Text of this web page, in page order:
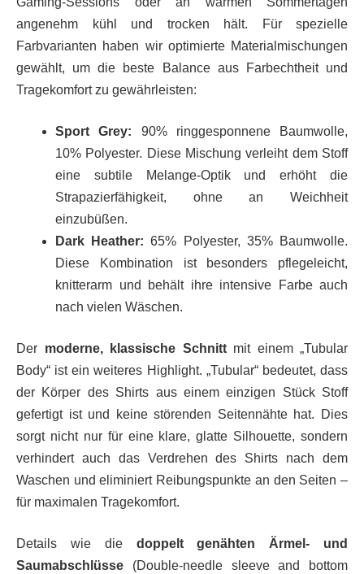
angenehm kühl und trocken hält. Für spezielle
Farbvarianten haben wir optimierte Materialmischungen
gewählt, um die beste Balance aus Farbechtheit und
Tragekomfort zu gewährleisten:
Sport Grey: 90% ringgesponnene Baumwolle,
10% Polyester. Diese Mischung verleiht dem Stoff
eine subtile Melange-Optik und erhöht die
Strapazierfähigkeit, ohne an Weichheit
einzubüßen.
Dark Heather: 65% Polyester, 35% Baumwolle.
Diese Kombination ist besonders pflegeleicht,
knitterarm und behält ihre intensive Farbe auch
nach vielen Wäschen.
Der moderne, klassische Schnittmit einem „Tubular
Body“ ist ein weiteres Highlight. „Tubular“ bedeutet, dass
der Körper des Shirts aus einem einzigen Stück Stoff
gefertigt ist und keine störenden Seitennähte hat. Dies
sorgt nicht nur für eine klare, glatte Silhouette, sondern
verhindert auch das Verdrehen des Shirts nach dem
Waschen und eliminiert Reibungspunkte an den Seiten –
für maximalen Tragekomfort.
Details wie die doppelt genähten Ärmel- und
Saumabschlüsse (Double-needle sleeve and bottom